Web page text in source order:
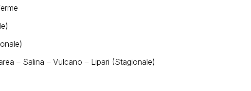
– Salina – Vulcano – Lipari (Stagionale)